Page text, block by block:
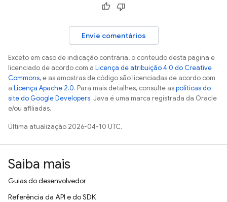
Envie comentários
Exceto em caso de indicação contrária, o conteúdo desta página é
licenciado de acordo com a Licença de atribuição 4.0 do Creative
Commons, e as amostras de código são licenciadas de acordo com
a Licença Apache 2.0. Para mais detalhes, consulte aspolíticas do
site do Google Developers. Java é uma marca registrada da Oracle
e/ou afiliadas.
Última atualização 2026-04-10 UTC.
Saiba mais
Guias do desenvolvedor
Referência da API e do SDK